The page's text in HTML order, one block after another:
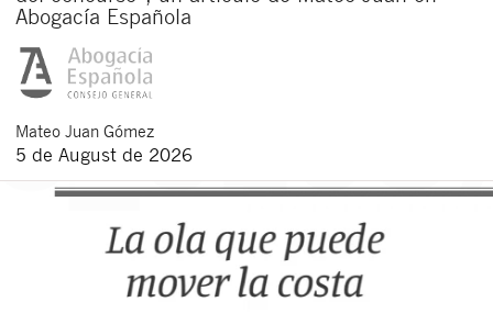
Abogacía Española
Mateo Juan Gómez
5 de August de 2026